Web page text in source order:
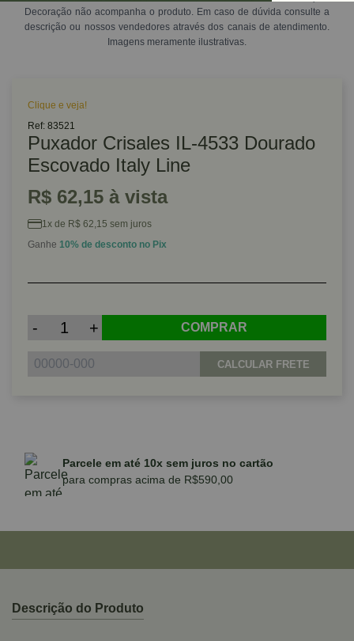
Decoração não acompanha o produto. Em caso de dúvida consulte a
descrição ou nossos vendedores através dos canais de atendimento.
Imagens meramente ilustrativas.
Clique e veja!
Ref: 83521
Puxador Crisales IL-4533 Dourado
Escovado Italy Line
R$ 62,15 à vista
1x de R$ 62,15 sem juros
Ganhe 10% de desconto no Pix
- + COMPRAR
CALCULAR FRETE
Parcele em até 10x sem juros no cartão
para compras acima de R$590,00
Descrição do Produto